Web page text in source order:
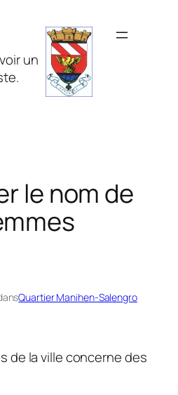
un
le nom de
Quartier Manihen-Salengro
de la ville concerne des